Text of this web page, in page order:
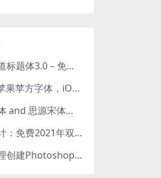
庞门正道标题体3.0 – 免费可商用中文字体！
Apple 苹果苹方字体，iOS、macOS、tvOS系统默认字体
思源黑体 and 思源宋体（免费商用）全套字体下载
凡尘设计：免费2021年双十一活动主题字体！
无缝纹理创建Photoshop插件 Seamless Pattern Creation Kit